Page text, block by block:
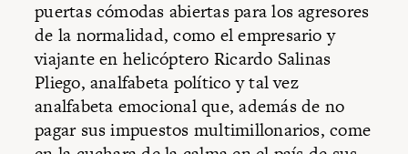
puertas cómodas abiertas para los agresores
de la normalidad, como el empresario y
viajante en helicóptero Ricardo Salinas
Pliego, analfabeta político y tal vez
analfabeta emocional que, además de no
pagar sus impuestos multimillonarios, come